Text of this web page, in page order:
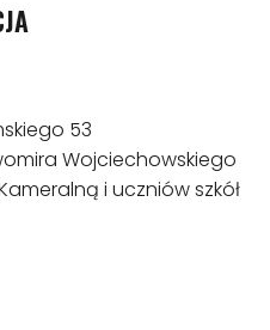
53
Wojciechowskiego
i uczniów szkół